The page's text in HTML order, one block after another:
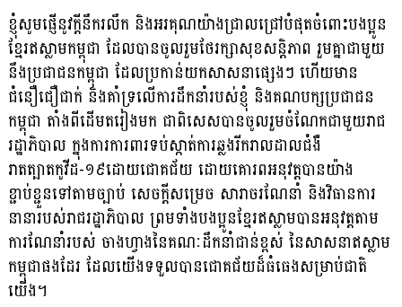
ខ្ញុំសូមផ្ញើនូវក្តីនឹករលឹក និងអរគុណយ៉ាងជ្រាលជ្រៅបំផុតចំពោះបងប្អូន
ខ្មែរឥស្លាមកម្ពុជា ដែលបានចូលរួមថែរក្សាសុខសន្តិភាព រួមគ្នាជាមួយ
នឹងប្រជាជនកម្ពុជា ដែលប្រកាន់យកសាសនាផ្សេងៗ ហើយមាន
ជំនឿជឿជាក់ និងគាំទ្រលើការដឹកនាំរបស់ខ្ញុំ និងគណបក្សប្រជាជន
កម្ពុជា តាំងពីដើមតរៀងមក ជាពិសេសបានចូលរួមចំណែកជាមួយរាជ
រដ្ឋាភិបាល ក្នុងការការពារទប់ស្កាត់ការឆ្លងរីករាលដាលជំងឺ
រាតត្បាតកូវីដ-១៩ដោយជោគជ័យ ដោយគោរពអនុវត្តបានយ៉ាង
ខ្ជាប់ខ្ជួនទៅតាមច្បាប់ សេចក្តីសម្រេច សារាចរណែនាំ និងវិធានការ
នានារបស់រាជរដ្ឋាភិបាល ព្រមទាំងបងប្អូនខ្មែរឥស្លាមបានអនុវត្តតាម
ការណែនាំរបស់ ចាងហ្វាងនៃគណៈដឹកនាំជាន់ខ្ពស់ នៃសាសនាឥស្លាម
កម្ពុជាផងដែរ ដែលយើងទទួលបានជោគជ័យដ៏ធំធេងសម្រាប់ជាតិ
យើង។